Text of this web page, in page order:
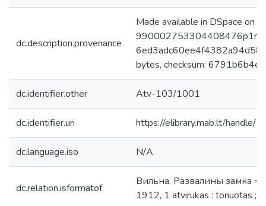
dc.description.provenance
Made available in DSpace on
bytes, checksum:
dc.identifier.other Atv-103/1001
dc.identifier.uri https://elibrary.mab.lt/handle/
dc.language.iso N/A
dc.relation.isformatof
Вильна. Развалины замка =
1912, 1 atvirukas : tonuotas ;